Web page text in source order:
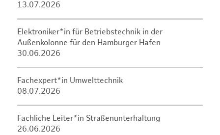
13.07.2026
Elektroniker*in für Betriebstechnik in der
Außenkolonne für den Hamburger Hafen
30.06.2026
Fachexpert*in Umwelttechnik
08.07.2026
Fachliche Leiter*in Straßenunterhaltung
26.06.2026